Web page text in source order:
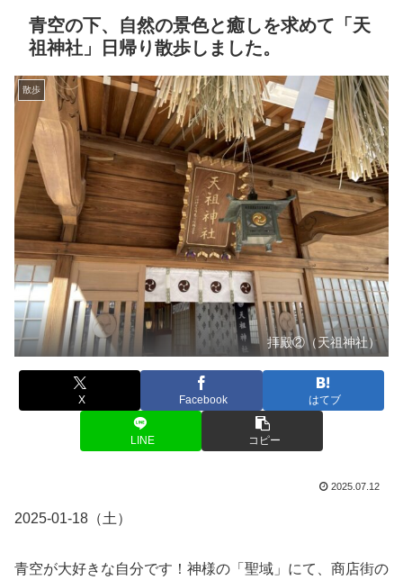
青空の下、自然の景色と癒しを求めて「天
祖神社」日帰り散歩しました。
散歩
拝殿②（天祖神社）
X Facebook はてブ
LINE コピー
2025.07.12
2025-01-18（土）
青空が大好きな自分です！神様の「聖域」にて、商店街の